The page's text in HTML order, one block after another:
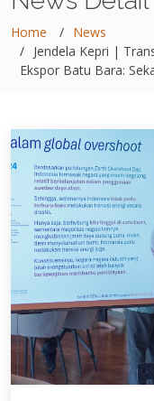
Home
News
Jendela Kepri |
Ekspor Batu Bara: